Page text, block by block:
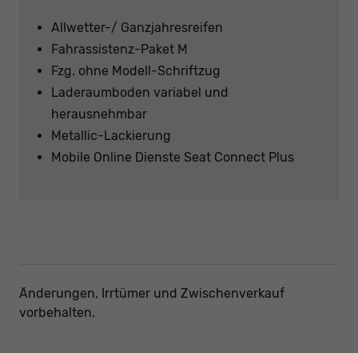
Allwetter-/ Ganzjahresreifen
Fahrassistenz-Paket M
Fzg. ohne Modell-Schriftzug
Laderaumboden variabel und
herausnehmbar
Metallic-Lackierung
Mobile Online Dienste Seat Connect Plus
Änderungen, Irrtümer und Zwischenverkauf
vorbehalten.